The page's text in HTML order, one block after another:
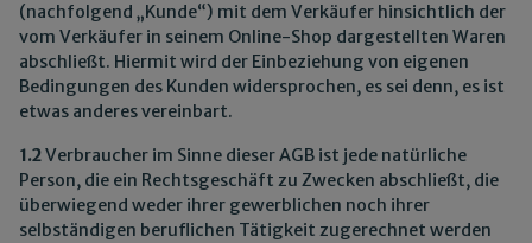
(nachfolgend „Kunde“) mit dem Verkäufer hinsichtlich der
vom Verkäufer in seinem Online-Shop dargestellten Waren
abschließt. Hiermit wird der Einbeziehung von eigenen
Bedingungen des Kunden widersprochen, es sei denn, es ist
etwas anderes vereinbart.
1.2Verbraucher im Sinne dieser AGB ist jede natürliche
Person, die ein Rechtsgeschäft zu Zwecken abschließt, die
überwiegend weder ihrer gewerblichen noch ihrer
selbständigen beruflichen Tätigkeit zugerechnet werden